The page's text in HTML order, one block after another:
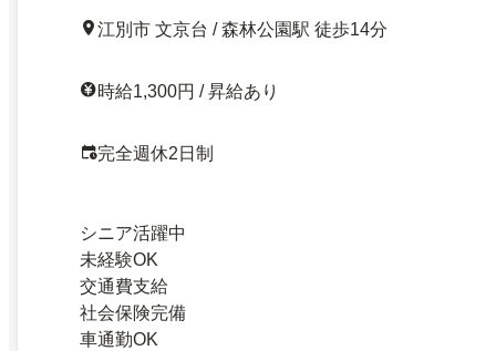
江別市 文京台 / 森林公園駅 徒歩14分
時給1,300円 / 昇給あり
完全週休2日制
シニア活躍中
未経験OK
交通費支給
社会保険完備
車通勤OK